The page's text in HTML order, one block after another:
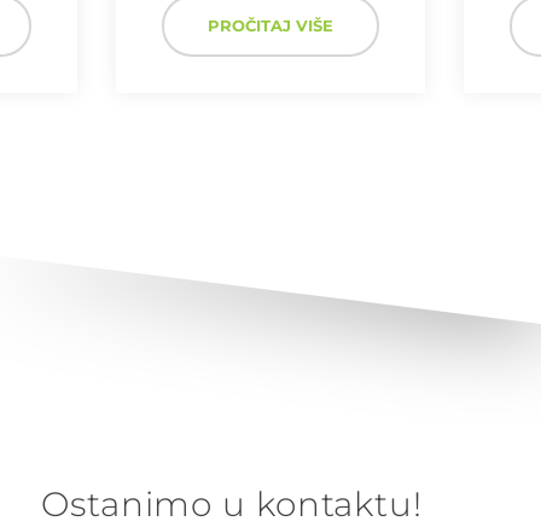
PROČITAJ VIŠE
Ostanimo u kontaktu!